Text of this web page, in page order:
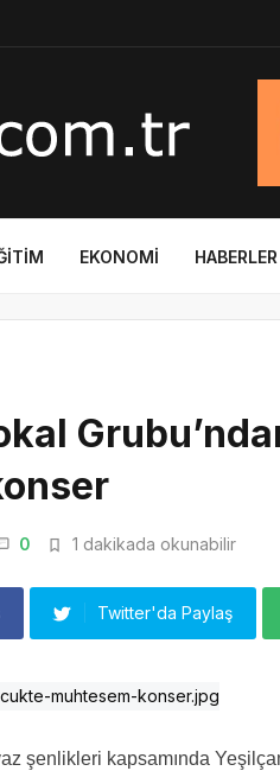
EKONOMI HABERLER
0 1 dakikada okunabilir
Twitter'da Paylaş
şenlikleri kapsamında